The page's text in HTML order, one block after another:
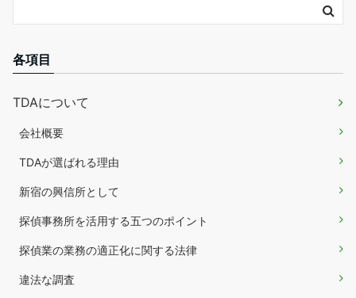
各項目
TDAについて
会社概要
TDAが選ばれる理由
新宿の興信所として
探偵事務所を活用する五つのポイント
探偵業の業務の適正化に関する法律
違法な調査